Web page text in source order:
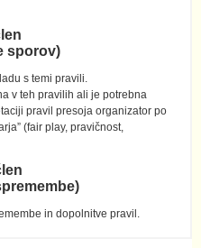
sporov)
s temi pravili.
v teh pravilih ali je potrebna
pravil presoja organizator po
(fair play, pravičnost,
in dopolnitve pravil.